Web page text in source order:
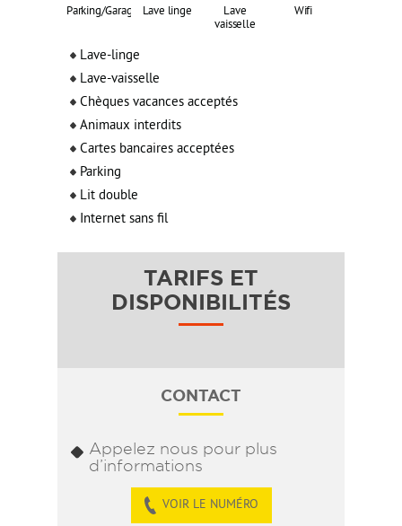
Parking/Garage Lave linge
Lave
vaisselle
Wifi
Lave-linge
Lave-vaisselle
Chèques vacances acceptés
Animaux interdits
Cartes bancaires acceptées
Parking
Lit double
Internet sans fil
TARIFS ET
DISPONIBILITÉS
CONTACT
Appelez nous pour plus
d’informations
VOIR LE NUMÉRO